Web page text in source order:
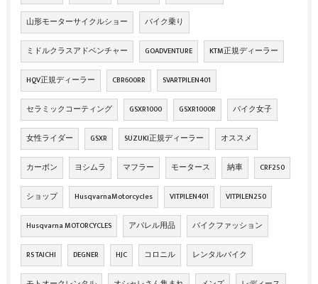
山形モーターサイクルショー バイク乗り
ミドルクラスアドベンチャー GOADVENTURE KTM正規ディーラー
HQV正規ディーラー CBR600RR SVARTPILEN401
セラミックコーティング GSXR1000 GSXR1000R バイク女子
女性ライダー GSXR SUZUKI正規ディーラー オススメ
カーボン ヨシムラ マフラー モータース 納車 CRF250
ショップ HusqvarnaMotorcycles VITPILEN401 VITPILEN250
Husqvarna MOTORCYCLES アパレル用品 バイクファッション
RS TAICHI DEGNER HJC コロニル レンタルバイク